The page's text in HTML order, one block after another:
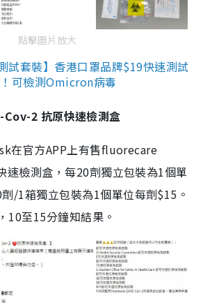
點擊圖片放大
試套裝】香港口罩品牌$19快速測試
可檢測Omicron病毒
2 抗原快速檢測盒
在官方APP上有售fluorecare
速檢測盒，每20劑獨立包裝為1個單
/1箱獨立包裝為1個單位每劑$15。
10至15分鐘知結果。